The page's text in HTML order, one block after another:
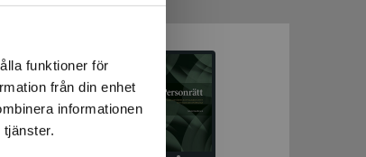
funktioner för
från din enhet
informationen